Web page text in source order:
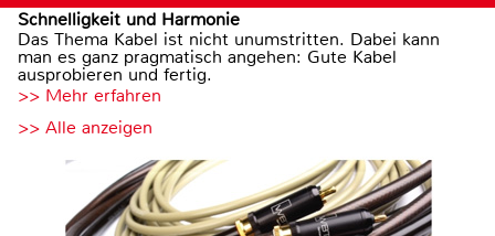
Schnelligkeit und Harmonie
Das Thema Kabel ist nicht unumstritten. Dabei kann
man es ganz pragmatisch angehen: Gute Kabel
ausprobieren und fertig.
>> Mehr erfahren
>> Alle anzeigen